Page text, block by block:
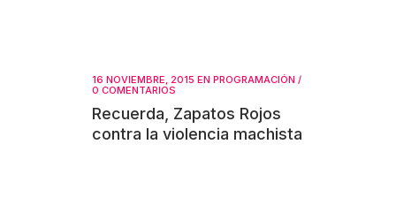
16 NOVIEMBRE, 2015 EN PROGRAMACIÓN /
0 COMENTARIOS
Recuerda, Zapatos Rojos
contra la violencia machista